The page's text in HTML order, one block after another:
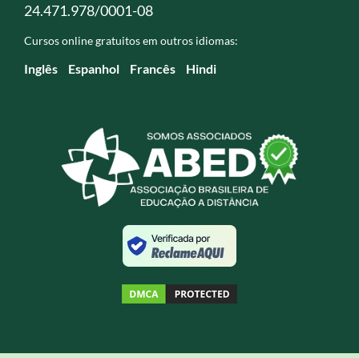
24.471.978/0001-08
Cursos online gratuitos em outros idiomas:
Inglês Espanhol Francês Hindi